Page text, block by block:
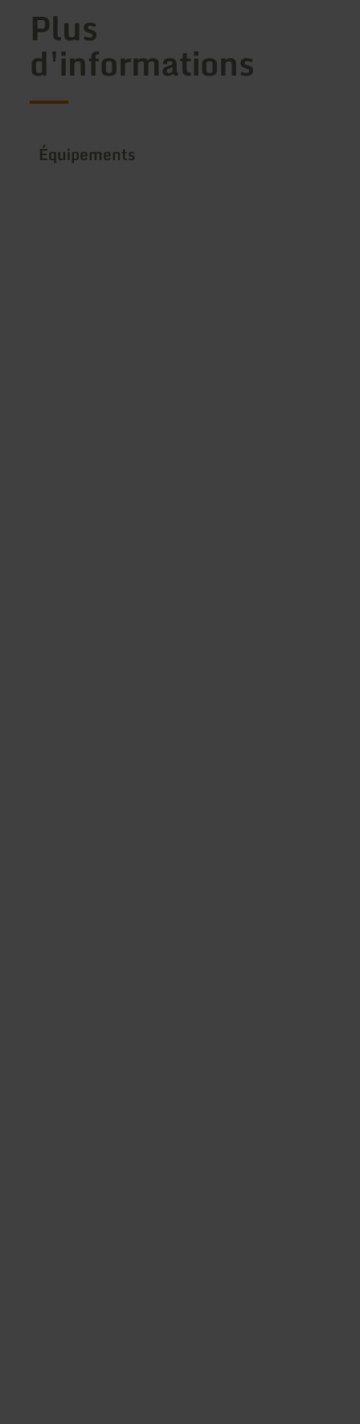
Plus
d'informations
Équipements